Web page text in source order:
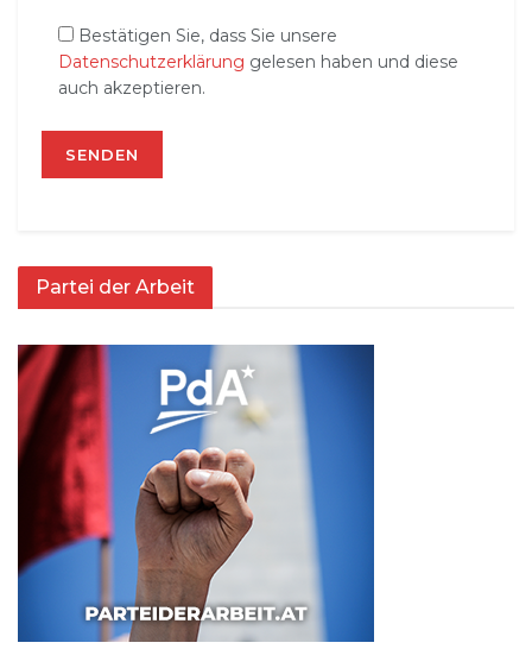
Bestätigen Sie, dass Sie unsere
Datenschutzerklärung gelesen haben und diese
auch akzeptieren.
Partei der Arbeit